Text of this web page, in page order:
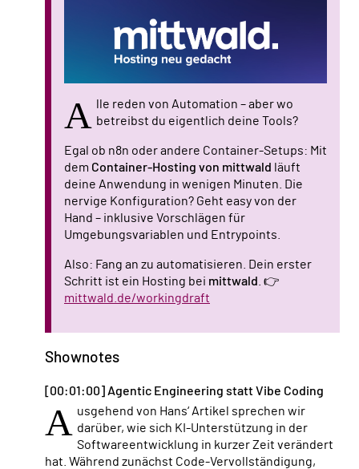
A
lle reden von Automation – aber wo
betreibst du eigentlich deine Tools?
Egal ob n8n oder andere Container-Setups: Mit
dem Container-Hosting von mittwald läuft
deine Anwendung in wenigen Minuten. Die
nervige Konfiguration? Geht easy von der
Hand – inklusive Vorschlägen für
Umgebungsvariablen und Entrypoints.
Also: Fang an zu automatisieren. Dein erster
Schritt ist ein Hosting bei mittwald . 👉
mittwald.de/workingdraft
Shownotes
[00:01:00] Agentic Engineering statt Vibe Coding
A
usgehend von Hans‘ Artikel sprechen wir
darüber, wie sich KI-Unterstützung in der
Softwareentwicklung in kurzer Zeit verändert
hat. Während zunächst Code-Vervollständigung,